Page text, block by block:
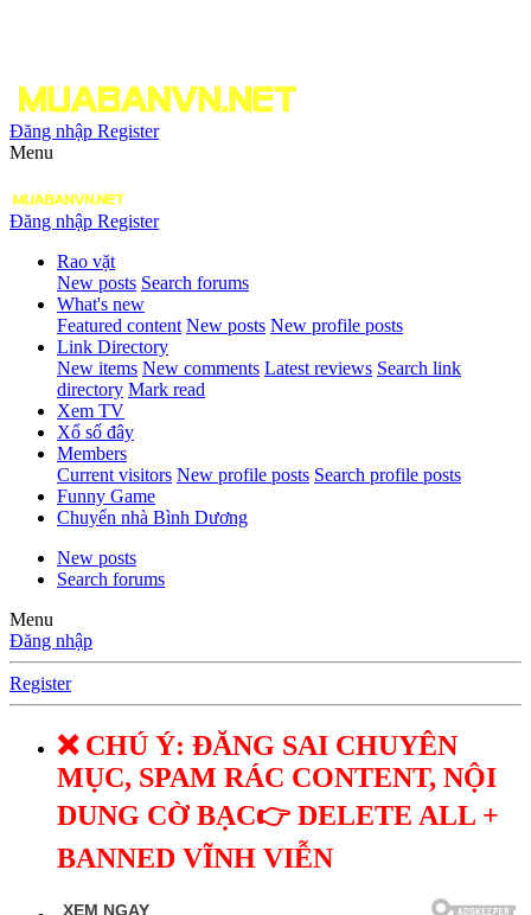
Đăng nhập Register
Menu
Đăng nhập Register
Rao vặt
New posts Search forums
What's new
Featured content New posts New profile posts
Link Directory
New items New comments Latest reviews Search link
directory Mark read
Xem TV
Xổ số đây
Members
Current visitors New profile posts Search profile posts
Funny Game
Chuyển nhà Bình Dương
New posts
Search forums
Menu
Đăng nhập
Register
❌ CHÚ Ý: ĐĂNG SAI CHUYÊN
MỤC, SPAM RÁC CONTENT, NỘI
DUNG CỜ BẠC👉 DELETE ALL +
BANNED VĨNH VIỄN